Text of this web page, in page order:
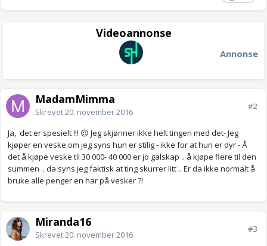
Videoannonse
Annonse
MadamMimma
Skrevet20. november 2016
#2
Ja, det er spesielt !!! 😌 Jeg skjønner ikke helt tingen med det- Jeg
kjøper en veske om jeg syns hun er stilig - ikke for at hun er dyr - Å
det å kjøpe veske til 30 000- 40 000 er jo galskap .. å kjøpe flere til den
summen .. da syns jeg faktisk at ting skurrer litt .. Er da ikke normalt å
bruke alle penger en har på vesker ?!
Miranda16
Skrevet20. november 2016
#3